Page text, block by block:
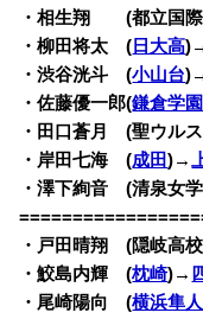
・相生翔 (都立国
・柳田将太 ( 日大高
・渋谷洸斗 (小山台
・佐藤優一郎(鎌倉学園
・田口蒼月 (聖ウル
・岸田七海 (成田)→
・澤下絢音 (清泉女
・戸田晴翔 (隠岐高
・鮫島内輝 (枕崎)→
・尾崎陽向 (横浜隼人